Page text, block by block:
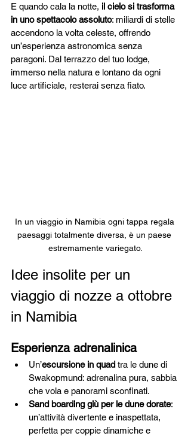
E quando cala la notte, il cielo si trasforma
in uno spettacolo assoluto: miliardi di stelle
accendono la volta celeste, offrendo
un’esperienza astronomica senza
paragoni. Dal terrazzo del tuo lodge,
immerso nella natura e lontano da ogni
luce artificiale, resterai senza fiato.
In un viaggio in Namibia ogni tappa regala
paesaggi totalmente diversa, è un paese
estremamente variegato.
Idee insolite per un
viaggio di nozze a ottobre
in Namibia
Esperienza adrenalinica
Un’escursione in quad tra le dune di
Swakopmund: adrenalina pura, sabbia
che vola e panorami sconfinati.
Sand boarding giù per le dune dorate:
un’attività divertente e inaspettata,
perfetta per coppie dinamiche e